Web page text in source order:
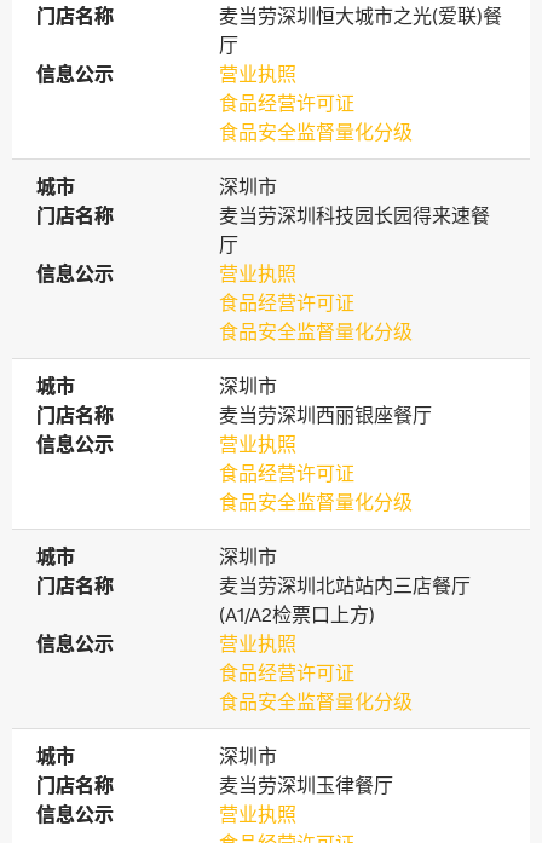
门店名称
门店名称
麦当劳深圳恒大城市之光(爱联)餐
厅
信息公示
信息公示
营业执照
食品经营许可证
食品安全监督量化分级
城市
城市
深圳市
门店名称
门店名称
麦当劳深圳科技园长园得来速餐
厅
信息公示
信息公示
营业执照
食品经营许可证
食品安全监督量化分级
城市
城市
深圳市
门店名称
门店名称
麦当劳深圳西丽银座餐厅
信息公示
信息公示
营业执照
食品经营许可证
食品安全监督量化分级
城市
城市
深圳市
门店名称
门店名称
麦当劳深圳北站站内三店餐厅
(A1/A2检票口上方)
信息公示
信息公示
营业执照
食品经营许可证
食品安全监督量化分级
城市
城市
深圳市
门店名称
门店名称
麦当劳深圳玉律餐厅
信息公示
信息公示
营业执照